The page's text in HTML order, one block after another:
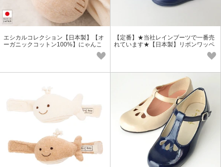
エシカルコレクション【日本製】【オ
ーガニックコットン100%】にゃんこ
【定番】★当社レインブーツで一番売
れています★【日本製】リボンワッペ
ンレインブーツ＜ベビー・キッズ＞